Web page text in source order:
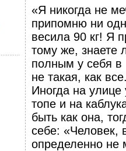
«Я никогда не
припомню ни
весила 90 кг! Я
тому же, знаете
полным у себя в
не такая, как
Иногда на
топе и на
быть как она,
себе: «Человек,
определенно не